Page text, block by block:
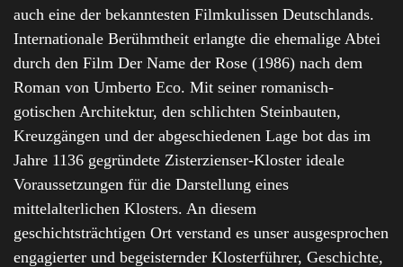
auch eine der bekanntesten Filmkulissen Deutschlands.
Internationale Berühmtheit erlangte die ehemalige Abtei
durch den Film Der Name der Rose (1986) nach dem
Roman von Umberto Eco. Mit seiner romanisch-
gotischen Architektur, den schlichten Steinbauten,
Kreuzgängen und der abgeschiedenen Lage bot das im
Jahre 1136 gegründete Zisterzienser-Kloster ideale
Voraussetzungen für die Darstellung eines
mittelalterlichen Klosters. An diesem
geschichtsträchtigen Ort verstand es unser ausgesprochen
engagierter und begeisternder Klosterführer, Geschichte,